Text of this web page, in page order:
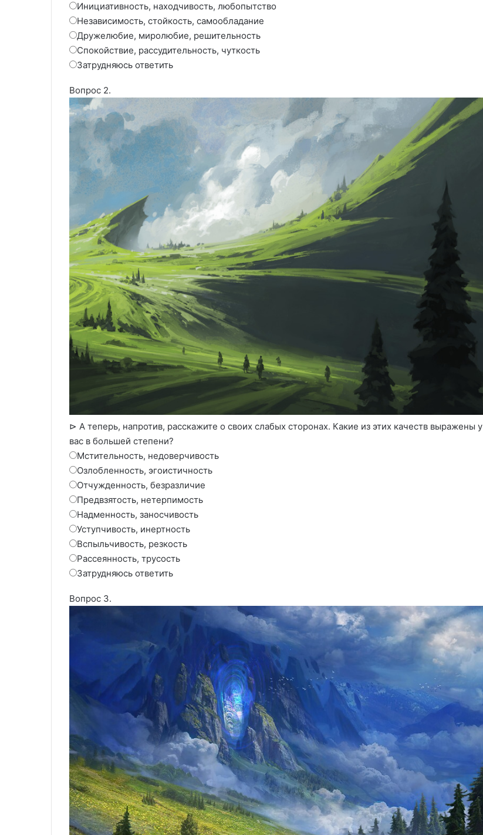
Инициативность, находчивость, любопытство
Независимость, стойкость, самообладание
Дружелюбие, миролюбие, решительность
Спокойствие, рассудительность, чуткость
Затрудняюсь ответить
Вопрос 2.
⊳ А теперь, напротив, расскажите о своих слабых сторонах. Какие из этих качеств выражены у
вас в большей степени?
Мстительность, недоверчивость
Озлобленность, эгоистичность
Отчужденность, безразличие
Предвзятость, нетерпимость
Надменность, заносчивость
Уступчивость, инертность
Вспыльчивость, резкость
Рассеянность, трусость
Затрудняюсь ответить
Вопрос 3.